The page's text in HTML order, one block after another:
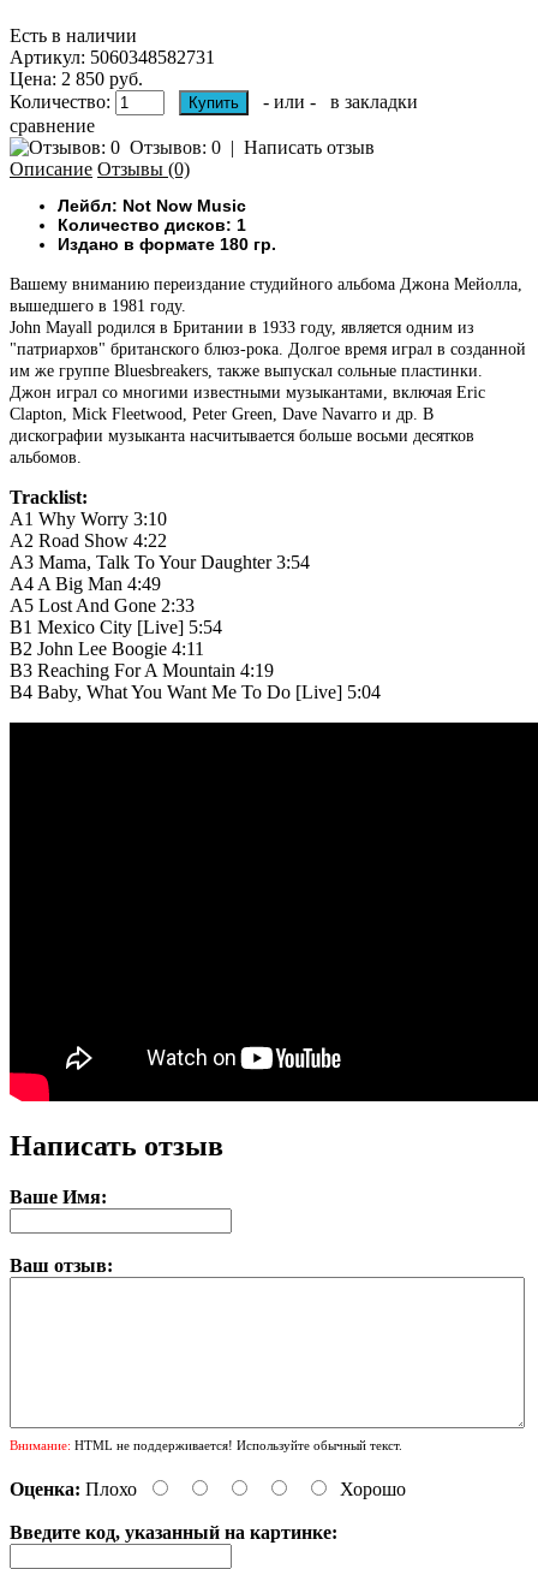
Есть в наличии
Артикул: 5060348582731
Цена: 2 850 руб.
Количество:
- или -
в закладки
сравнение
Отзывов: 0 | Написать отзыв
Описание Отзывы (0)
Лейбл: Not Now Music
Количество дисков: 1
Издано в формате 180 гр.
Вашему вниманию переиздание студийного альбома Джона Мейолла,
вышедшего в 1981 году.
John Mayall родился в Британии в 1933 году, является одним из
"патриархов" британского блюз-рока. Долгое время играл в созданной
им же группе Bluesbreakers, также выпускал сольные пластинки.
Джон играл со многими известными музыкантами, включая Eric
Clapton, Mick Fleetwood, Peter Green, Dave Navarro и др. В
дискографии музыканта насчитывается больше восьми десятков
альбомов.
Tracklist:
A1 Why Worry 3:10
A2 Road Show 4:22
A3 Mama, Talk To Your Daughter 3:54
A4 A Big Man 4:49
A5 Lost And Gone 2:33
B1 Mexico City [Live] 5:54
B2 John Lee Boogie 4:11
B3 Reaching For A Mountain 4:19
B4 Baby, What You Want Me To Do [Live] 5:04
Написать отзыв
Ваше Имя:
Ваш отзыв:
Внимание: HTML не поддерживается! Используйте обычный текст.
Оценка: Плохо Хорошо
Введите код, указанный на картинке: